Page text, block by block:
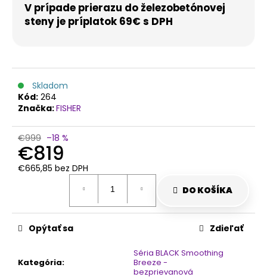
V prípade prierazu do železobetónovej
steny je príplatok 69€ s DPH
Skladom
Kód: 264
Značka:FISHER
€999 –18 %
€819
€665,85 bez DPH
DO KOŠÍKA
Kategória:
Séria BLACK Smoothing
Breeze -
bezprievanová
Opýtať sa Zdieľať